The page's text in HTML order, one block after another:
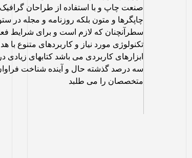
صنعت چاپ و با استفاده از طراحان
چاپگرها و متون بلکه روزنامه و مجله در
سطرآنچنان که لازم است و برای شرایط
تکنولوژی مورد نیاز و کاربردهای متنوع با
ابزارهای کاربردی می باشد کتابهای
سه درصد گذشته حال و آینده شناخت
متخصصان را می طلبد